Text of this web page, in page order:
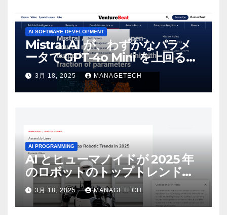
AI SOFTWARE DEVELOPMENT
Mistral AI が、わずかなパラメ
ータで GPT-4o Mini を上回る新
しいオープンソース モデルをリ
リース | VentureBeat
3月 18, 2025 MANAGETECH
AI PROGRAMMING
AI とヒューマノイドが 2025 年
のロボットのトップトレンドに |
ASSEMBLY
3月 18, 2025 MANAGETECH